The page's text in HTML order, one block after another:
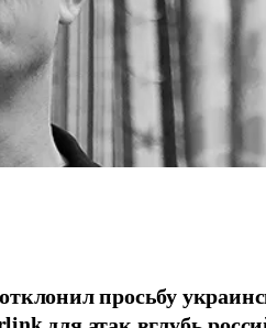
просьбу